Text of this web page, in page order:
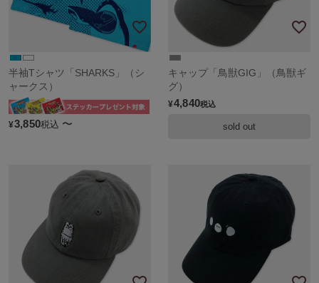
半袖Tシャツ「SHARKS」（シ
ャークス）
¥3,850税込 〜
キャップ「鳥獣GIG」（鳥獣ギ
グ）
¥4,840税込
sold out